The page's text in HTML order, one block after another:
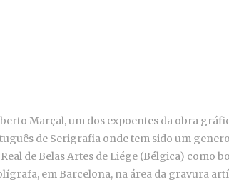
Marçal, um dos expoentes da obra
de Serigrafia onde tem sido um
de Belas Artes de Liége (Bélgica) como
em Barcelona, na área da gravura